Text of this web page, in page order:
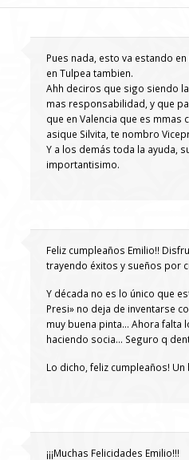
Pues nada, esto va estando
en Tulpea tambien.
Ahh deciros que sigo siendo
mas responsabilidad, y que
que en Valencia que es
asique Silvita, te nombro
Y a los demás toda la ayuda,
importantisimo.
Feliz cumpleaños Emilio!!
trayendo éxitos y sueños por
Y década no es lo único que
Presi» no deja de inventarse
muy buena pinta… Ahora falta
haciendo socia… Seguro q
Lo dicho, feliz cumpleaños! Un
¡¡¡Muchas Felicidades Emilio!!!